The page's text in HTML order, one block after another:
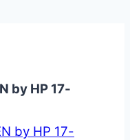
by HP 17-
by HP 17-